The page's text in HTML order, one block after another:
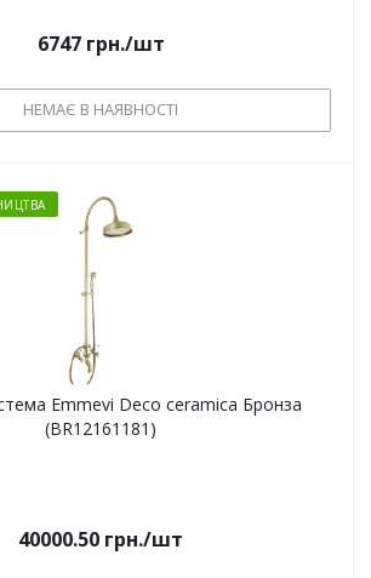
6747грн./шт
НЕМАЄ В НАЯВНОСТІ
Emmevi Deco ceramica Бронза
(BR12161181)
40000.50 грн./шт